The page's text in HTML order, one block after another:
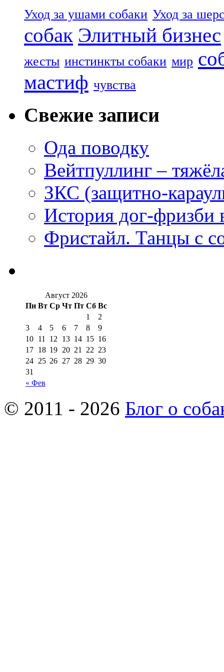
Уход за ушами собаки Уход за
собак Элитный бизнес
жесты инстинкты собаки мир
мастиф чувства
Свежие записи
Ода поводку
Вейтпуллинг –
ЗКС (защитно-
История дог-фризби
Фристайл. Танцы с
Август 2026
Пн Вт Ср Чт Пт Сб Вс
« Фев
1
2
3
4 5 6 7 8
9
10 11 12 13 14 15 16
17 18 19 20 21 22 23
24 25 26 27 28 29 30
31
© 2011 - 2026 Блог о